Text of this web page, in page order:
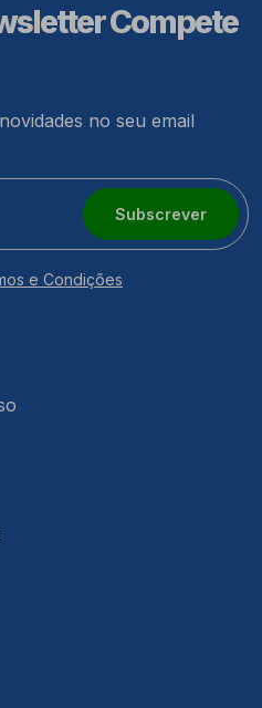
Compete
no seu email
Subscrever
e Condições